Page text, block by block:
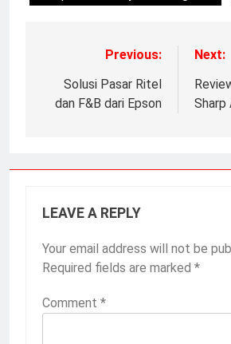
Previous:
Solusi Pasar Ritel
dan F&B dari Epson
Next:
Sharp
LEAVE A REPLY
Your email address will not be
Required fields are marked *
Comment *